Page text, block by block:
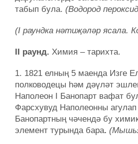
табып була. (Водород
(I раундка нәтиҗәләр ясала.
II раунд. Химия – тарихта.
1. 1821 елның 5 маенда Изге
полководецы һәм дәүләт
Наполеон I Банопарт вафат
Фарсхувуд Наполеонны
Банопартның чәчендә бу
элемент турында бара.